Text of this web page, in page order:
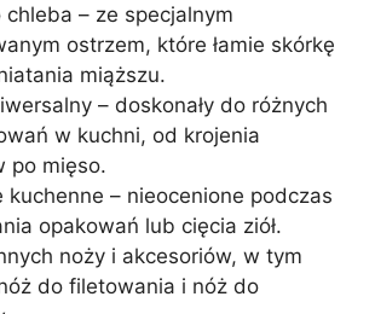
chleba – ze specjalnym
ostrzem, które łamie skórkę
miąższu.
– doskonały do różnych
w kuchni, od krojenia
po mięso.
kuchenne – nieocenione podczas
opakowań lub cięcia ziół.
noży i akcesoriów, w tym
do filetowania i nóż do